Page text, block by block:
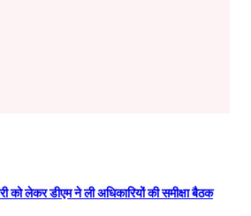
को लेकर डीएम ने ली अधिकारियों की समीक्षा बैठक